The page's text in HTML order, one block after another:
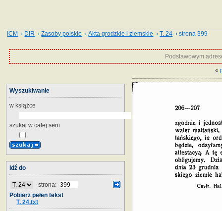
ICM › DIR ›Zasoby polskie ›Akta grodzkie i ziemskie ›T. 24 › strona 399
Podstawowym
«
Wyszukiwanie
w książce
szukaj w całej serii
Idź do
strona:
Pobierz pełen tekst
T. 24.txt